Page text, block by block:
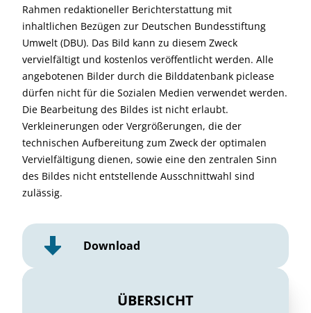
Rahmen redaktioneller Berichterstattung mit
inhaltlichen Bezügen zur Deutschen Bundesstiftung
Umwelt (DBU). Das Bild kann zu diesem Zweck
vervielfältigt und kostenlos veröffentlicht werden. Alle
angebotenen Bilder durch die Bilddatenbank piclease
dürfen nicht für die Sozialen Medien verwendet werden.
Die Bearbeitung des Bildes ist nicht erlaubt.
Verkleinerungen oder Vergrößerungen, die der
technischen Aufbereitung zum Zweck der optimalen
Vervielfältigung dienen, sowie eine den zentralen Sinn
des Bildes nicht entstellende Ausschnittwahl sind
zulässig.
Download
ÜBERSICHT